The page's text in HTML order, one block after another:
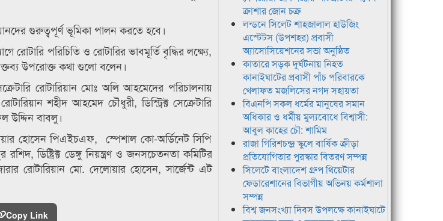
গুরুত্বপূর্ণ ভূমিকা পালন করতে হবে।
রোটারি পরিচিতি ও রোটারির ভাবমূর্তি বৃদ্ধির লক্ষ্যে,
বক্তব্য উপরোক্ত কথা গুলো বলেন।
রোটারিয়ান মোঃ অলি আহমেদের পরিচালনায়
শহীদ আহমেদ চৌধুরী, ডিস্ট্রিক্ট সেক্রেটারি
উদ্দিন বাবলু।
হোসেন পিএইচএফ, স্পেশাল কো-অর্ডিনেট সিপি
ডিষ্ট্রিক্ট ডেঙ্গু নিয়ন্ত্রণ ও জনসচেতনতা কমিটির
রোটারিয়ান মো. দেলোয়ার হোসেন, সার্জেন্ট এট
Copy Link
ক্রাশার জোন চক্র
লন্ডনে সিলেট শাহজালাল হাউজিং
এস্টেটস (উপশহর) প্রবাসী
অ্যাসোসিয়েশনের সভা অনুষ্ঠিত
কাতারে সড়ক দুর্ঘটনায় নিহত
কানাইঘাটের প্রবাসী পাঁচ পরিবারকে
খেলাফত মজলিসের নগদ সহায়তা
বিএনপি সকল ধর্মের মানুষের সমান
অধিকার ও ধর্মীয় মুল্যবোধে বিশ্বাসী:
আবুল কাহের চৌ: শামিম
রাজা গিরিশচন্দ্র স্কুলে বার্ষিক ক্রীড়া
প্রতিযোগিতার পুরস্কার বিতরণ সম্পন্ন
সিলেটে বাংলাদেশ গ্রুপ থিয়েটার
ফেডারেশানের বিভাগীয় অভিনয় কর্মশালা
সম্পন্ন
বিশ্ব জনসংখ্যা দিবস উপলক্ষে কানাইঘাটে